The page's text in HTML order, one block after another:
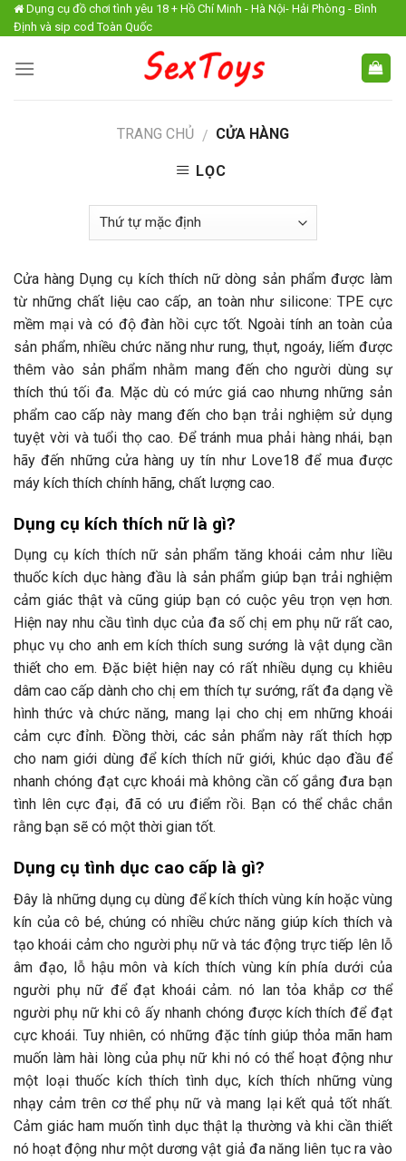
Skip
to
Dụng cụ đồ chơi tình yêu 18 + Hồ Chí Minh - Hà Nội- Hải Phòng - Bình
Định và sip cod Toàn Quốc
TRANG CHỦ / CỬA HÀNG
LỌC
Cửa hàng Dụng cụ kích thích nữ dòng sản phẩm được làm
từ những chất liệu cao cấp, an toàn như silicone: TPE cực
mềm mại và có độ đàn hồi cực tốt. Ngoài tính an toàn của
sản phẩm, nhiều chức năng như rung, thụt, ngoáy, liếm được
thêm vào sản phẩm nhằm mang đến cho người dùng sự
thích thú tối đa. Mặc dù có mức giá cao nhưng những sản
phẩm cao cấp này mang đến cho bạn trải nghiệm sử dụng
tuyệt vời và tuổi thọ cao. Để tránh mua phải hàng nhái, bạn
hãy đến những cửa hàng uy tín như Love18 để mua được
máy kích thích chính hãng, chất lượng cao.
Dụng cụ kích thích nữ là gì?
Dụng cụ kích thích nữ sản phẩm tăng khoái cảm như liều
thuốc kích dục hàng đầu là sản phẩm giúp bạn trải nghiệm
cảm giác thật và cũng giúp bạn có cuộc yêu trọn vẹn hơn.
Hiện nay nhu cầu tình dục của đa số chị em phụ nữ rất cao,
phục vụ cho anh em kích thích sung sướng là vật dụng cần
thiết cho em. Đặc biệt hiện nay có rất nhiều dụng cụ khiêu
dâm cao cấp dành cho chị em thích tự sướng, rất đa dạng về
hình thức và chức năng, mang lại cho chị em những khoái
cảm cực đỉnh. Đồng thời, các sản phẩm này rất thích hợp
cho nam giới dùng để kích thích nữ giới, khúc dạo đầu để
nhanh chóng đạt cực khoái mà không cần cố gắng đưa bạn
tình lên cực đại, đã có ưu điểm rồi. Bạn có thể chắc chắn
rằng bạn sẽ có một thời gian tốt.
Dụng cụ tình dục cao cấp là gì?
Đây là những dụng cụ dùng để kích thích vùng kín hoặc vùng
kín của cô bé, chúng có nhiều chức năng giúp kích thích và
tạo khoái cảm cho người phụ nữ và tác động trực tiếp lên lỗ
âm đạo, lỗ hậu môn và kích thích vùng kín phía dưới của
người phụ nữ để đạt khoái cảm. nó lan tỏa khắp cơ thể
người phụ nữ khi cô ấy nhanh chóng được kích thích để đạt
cực khoái. Tuy nhiên, có những đặc tính giúp thỏa mãn ham
muốn làm hài lòng của phụ nữ khi nó có thể hoạt động như
một loại thuốc kích thích tình dục, kích thích những vùng
nhạy cảm trên cơ thể phụ nữ và mang lại kết quả tốt nhất.
Cảm giác ham muốn tình dục thật lạ thường và khi cần thiết
nó hoạt động như một dương vật giả đa năng liên tục ra vào